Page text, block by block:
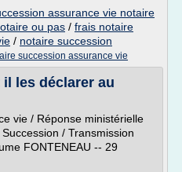
assurance vie notaire
ou pas / frais notaire
/ notaire succession
succession assurance vie
les déclarer au
vie / Réponse ministérielle
/ Transmission
FONTENEAU -- 29